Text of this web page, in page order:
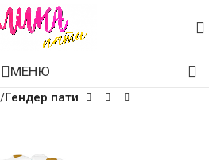
МЕНЮ
Гендер пати